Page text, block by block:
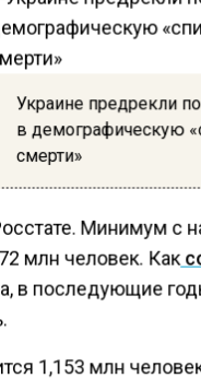
Украине предрекли
в демографическую
смерти»
Минимум с
млн человек. Как
в последующие
1,153 млн